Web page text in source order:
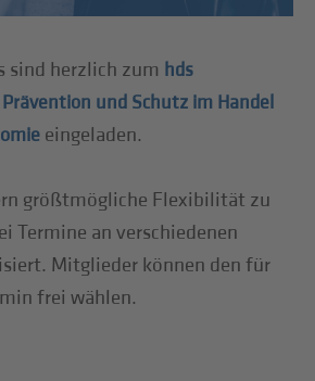
sind herzlich zum hds
und Schutz im Handel
eingeladen.
größtmögliche Flexibilität zu
Termine an verschiedenen
Mitglieder können den für
frei wählen.